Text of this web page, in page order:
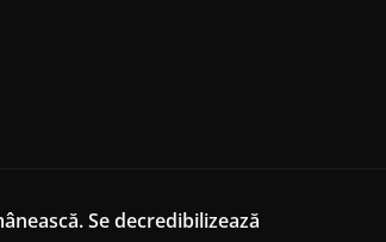
Se decredibilizează